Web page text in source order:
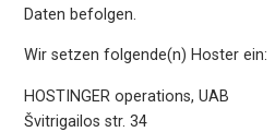
Daten befolgen.
Wir setzen folgende(n) Hoster ein:
HOSTINGER operations, UAB
Švitrigailos str. 34